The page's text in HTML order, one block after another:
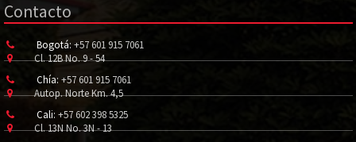
Contacto
Bogotá: +57 601 915 7061
Cl. 12B No. 9 - 54
Chía: +57 601 915 7061
Autop. Norte Km. 4,5
Cali: +57 602 398 5325
Cl. 13N No. 3N - 13